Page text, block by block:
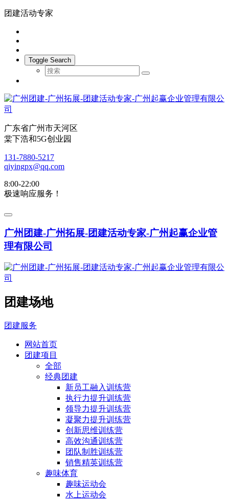
团建活动专家
Toggle Search
广东省广州市天河区
棠下浩和5G创业园
131-7880-5217
qiyingpx@qq.com
8:00-22:00
极速响应服务！
广州团建-广州拓展-团建活动专家-广州起赢企业管
理有限公司
团建场地
团建服务
网站首页
团建项目
全部
经典团建
新员工融入训练营
执行力提升训练营
领导力提升训练营
凝聚力提升训练营
创新思维训练营
高效沟通训练营
团队制胜训练营
销售精英训练营
趣味体育
趣味运动会
水上运动会